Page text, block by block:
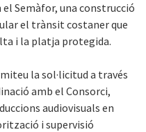
Semàfor, una construcció
el trànsit costaner que
i la platja protegida.
la sol·licitud a través
amb el Consorci,
audiovisuals en
i supervisió